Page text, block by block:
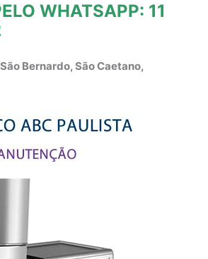
WHATSAPP: 11
Bernardo, São Caetano,